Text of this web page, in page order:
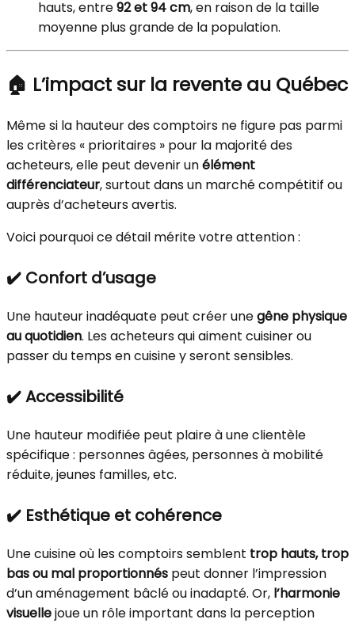
hauts, entre92 et 94 cm, en raison de la taille
moyenne plus grande de la population.
🏠 L’impact sur la revente au Québec
Même si la hauteur des comptoirs ne figure pas parmi
les critères « prioritaires » pour la majorité des
acheteurs, elle peut devenir unélément
différenciateur, surtout dans un marché compétitif ou
auprès d’acheteurs avertis.
Voici pourquoi ce détail mérite votre attention :
✔️ Confort d’usage
Une hauteur inadéquate peut créer unegêne physique
au quotidien. Les acheteurs qui aiment cuisiner ou
passer du temps en cuisine y seront sensibles.
✔️ Accessibilité
Une hauteur modifiée peut plaire à une clientèle
spécifique : personnes âgées, personnes à mobilité
réduite, jeunes familles, etc.
✔️ Esthétique et cohérence
Une cuisine où les comptoirs semblent trop hauts, trop
bas ou mal proportionnés peut donner l’impression
d’un aménagement bâclé ou inadapté. Or, l’harmonie
visuellejoue un rôle important dans la perception